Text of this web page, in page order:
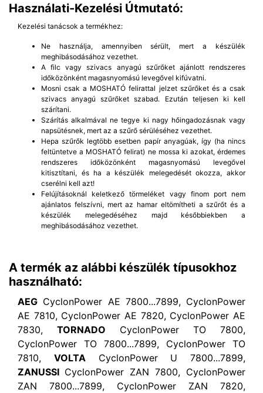
Használati-Kezelési Útmutató:
Kezelési tanácsok a termékhez:
Ne használja, amennyiben sérült, mert a készülék
meghibásodásához vezethet.
A filc vagy szivacs anyagú szűrőket ajánlott rendszeres
időközönként magasnyomású levegővel kifúvatni.
Mosni csak a MOSHATÓ felirattal jelzet szűrőket és a csak
szivacs anyagú szűrőket szabad. Ezután teljesen ki kell
szárítani.
Szárítás alkalmával ne tegye ki nagy hőingadozásnak vagy
napsütésnek, mert az a szűrő sérüléséhez vezethet.
Hepa szűrők legtöbb esetben papír anyagúak, így (ha nincs
feltüntetve a MOSHATÓ felirat) ne mossa ki azokat, érdemes
rendszeres időközönként magasnyomású levegővel
kitisztítani, és ha a készülék melegedését okozza, akkor
cserélni kell azt!
Felújításoknál keletkező törmeléket vagy finom port nem
ajánlatos felszívni, mert az hamar eltömítheti a szűrőt és a
készülék melegedéséhez majd későbbiekben a
meghibásodásához vezethet.
A termék az alábbi készülék típusokhoz
használható:
AEG CyclonPower AE 7800...7899, CyclonPower
AE 7810, CyclonPower AE 7820, CyclonPower AE
7830,TORNADO CyclonPower TO 7800,
CyclonPower TO 7800...7899, CyclonPower TO
7810, VOLTA CyclonPower U 7800...7899,
ZANUSSI CyclonPower ZAN 7800, CyclonPower
ZAN 7800...7899, CyclonPower ZAN 7820,